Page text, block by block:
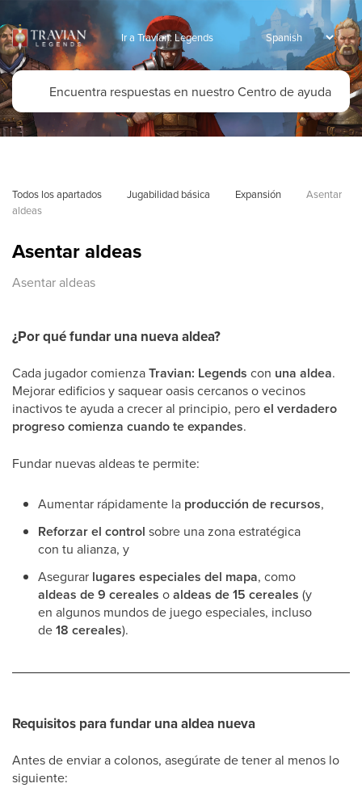
Ir a Travian: Legends
Todos los apartados Jugabilidad básica Expansión
Asentar
aldeas
Asentar aldeas
Asentar aldeas
¿Por qué fundar una nueva aldea?
Cada jugador comienzaTravian: Legends con una aldea.
Mejorar edificios y saquear oasis cercanos o vecinos
inactivos te ayuda a crecer al principio, peroel verdadero
progreso comienza cuando te expandes.
Fundar nuevas aldeas te permite:
Aumentar rápidamente la producción de recursos,
Reforzar el control sobre una zona estratégica
con tu alianza, y
Asegurar lugares especiales del mapa, como
aldeas de 9 cereales oaldeas de 15 cereales (y
en algunos mundos de juego especiales, incluso
de18 cereales).
Requisitos para fundar una aldea nueva
Antes de enviar a colonos, asegúrate de tener al menos lo
siguiente: